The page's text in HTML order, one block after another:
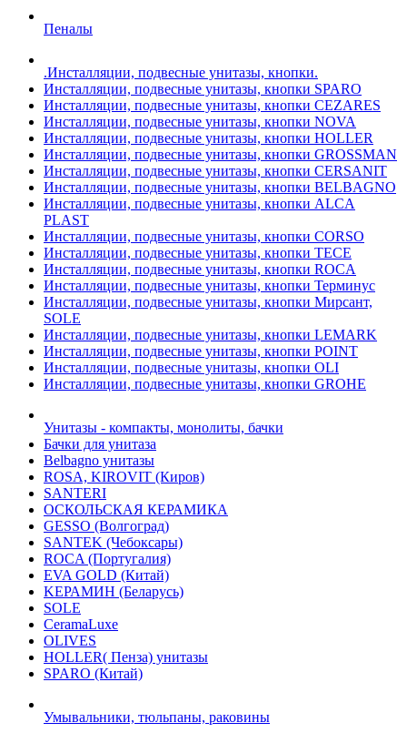
Пеналы
.Инсталляции, подвесные унитазы, кнопки.
Инсталляции, подвесные унитазы, кнопки SPARO
Инсталляции, подвесные унитазы, кнопки CEZARES
Инсталляции, подвесные унитазы, кнопки NOVA
Инсталляции, подвесные унитазы, кнопки HOLLER
Инсталляции, подвесные унитазы, кнопки GROSSMAN
Инсталляции, подвесные унитазы, кнопки CERSANIT
Инсталляции, подвесные унитазы, кнопки BELBAGNO
Инсталляции, подвесные унитазы, кнопки ALCA
PLAST
Инсталляции, подвесные унитазы, кнопки CORSO
Инсталляции, подвесные унитазы, кнопки TECE
Инсталляции, подвесные унитазы, кнопки ROCA
Инсталляции, подвесные унитазы, кнопки Терминус
Инсталляции, подвесные унитазы, кнопки Мирсант,
SOLE
Инсталляции, подвесные унитазы, кнопки LEMARK
Инсталляции, подвесные унитазы, кнопки POINT
Инсталляции, подвесные унитазы, кнопки OLI
Инсталляции, подвесные унитазы, кнопки GROHE
Унитазы - компакты, монолиты, бачки
Бачки для унитаза
Belbagno унитазы
ROSA, KIROVIT (Киров)
SANTERI
ОСКОЛЬСКАЯ КЕРАМИКА
GESSO (Волгоград)
SANTEK (Чебоксары)
ROCA (Португалия)
EVA GOLD (Китай)
KЕРАМИН (Беларусь)
SOLE
CeramaLuxe
OLIVES
HOLLER( Пенза) унитазы
SPARO (Китай)
Умывальники, тюльпаны, раковины